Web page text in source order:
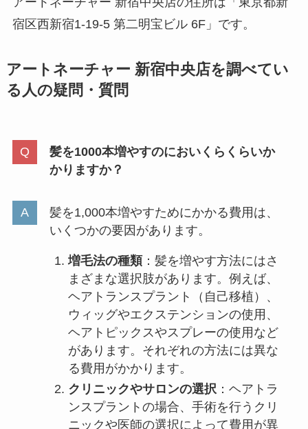
宿区西新宿1-19-5 第二明宝ビル 6F」です。
アートネーチャー 新宿中央店を調べてい
る人の疑問・質問
髪を1000本増やすのにおいくらくらいか
かりますか？
髪を1,000本増やすためにかかる費用は、
いくつかの要因があります。
増毛法の種類：髪を増やす方法にはさ
まざまな選択肢があります。例えば、
ヘアトランスプラント（自己移植）、
ウィッグやエクステンションの使用、
ヘアトピックスやスプレーの使用など
があります。それぞれの方法には異な
る費用がかかります。
クリニックやサロンの選択：ヘアトラ
ンスプラントの場合、手術を行うクリ
ニックや医師の選択によって費用が異